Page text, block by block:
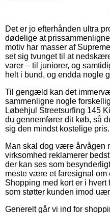
Det er jo efterhånden ultra
dødelige at
motiv har masser af
set sig tvunget til at
varer – til juniorer, og
helt i bund, og endda nogle
Til gengæld kan det
sammenligne nogle
Løbehjul Streetsurfing 145
du gennemfører dit køb, så
sig den mindst kostelige pris.
Man skal dog være årvågen
virksomhed reklamerer
der kan ses som
meste være et faresignal
Shopping med kort er i
som støtter kunden imod
Generelt går vi ind for